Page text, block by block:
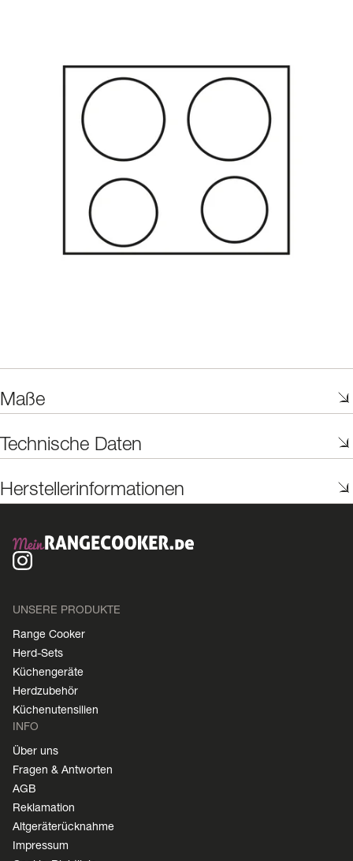
Maße
Technische Daten
Herstellerinformationen
UNSERE PRODUKTE
Range Cooker
Herd-Sets
Küchengeräte
Herdzubehör
Küchenutensilien
INFO
Über uns
Fragen & Antworten
AGB
Reklamation
Altgeräterücknahme
Impressum